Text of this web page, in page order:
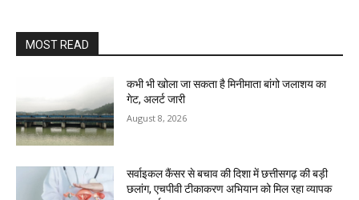
MOST READ
कभी भी खोला जा सकता है मिनीमाता बांगो जलाशय का
गेट, अलर्ट जारी
August 8, 2026
सर्वाइकल कैंसर से बचाव की दिशा में छत्तीसगढ़ की बड़ी
छलांग, एचपीवी टीकाकरण अभियान को मिल रहा व्यापक